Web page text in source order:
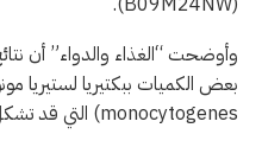
وأوضحت “الغذاء والدواء” أن
monocytogenes) التي قد تشكل خطرًا على صحة المستهلك.